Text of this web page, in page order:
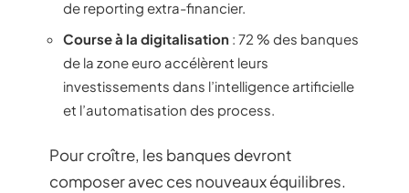
de reporting extra-financier.
Course à la digitalisation : 72 % des banques
de la zone euro accélèrent leurs
investissements dans l’intelligence artificielle
et l’automatisation des process.
Pour croître, les banques devront
composer avec ces nouveaux équilibres.